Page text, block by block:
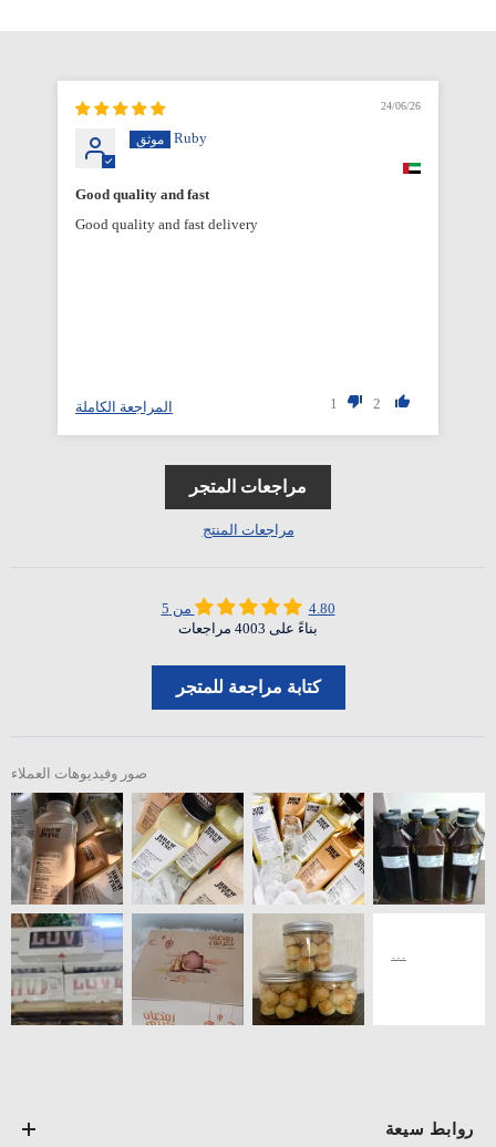
24/06/26
Ruby
Good quality and fast
Good quality and fast delivery
2
1 المراجعة الكاملة
مراجعات المتجر
مراجعات المنتج
4.80 من 5
بناءً على 4003 مراجعات
كتابة مراجعة للمتجر
صور وفيديوهات العملاء
روابط سيعة